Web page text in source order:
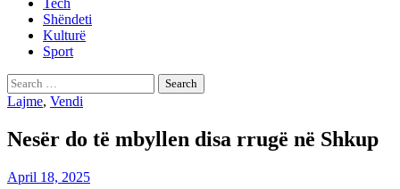
Tech
Shëndeti
Kulturë
Sport
Search
for:
Lajme, Vendi
Nesër do të mbyllen disa rrugë në Shkup
April 18, 2025